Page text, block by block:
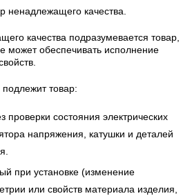
ненадлежащего качества.
качества подразумевается товар,
может обеспечивать исполнение
товар:
проверки состояния электрических
напряжения, катушки и деталей
при установке (изменение
или свойств материала изделия,